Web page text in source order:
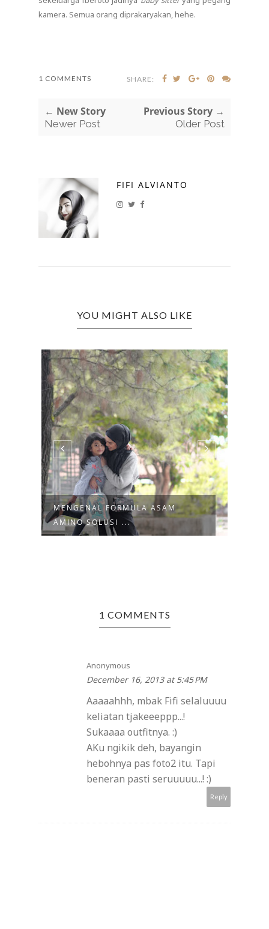
kamera. Semua orang diprakaryakan, hehe.
1 COMMENTS SHARE:
← New Story
Newer Post
Previous Story →
Older Post
FIFI ALVIANTO
YOU MIGHT ALSO LIKE
MENGENAL FORMULA ASAM
AMINO SOLUSI ...
1 COMMENTS
Anonymous
December 16, 2013 at 5:45 PM
Aaaaahhh, mbak Fifi selaluuuu
keliatan tjakeeeppp...!
Sukaaaa outfitnya. :)
AKu ngikik deh, bayangin
hebohnya pas foto2 itu. Tapi
beneran pasti seruuuuu...! :)
Reply